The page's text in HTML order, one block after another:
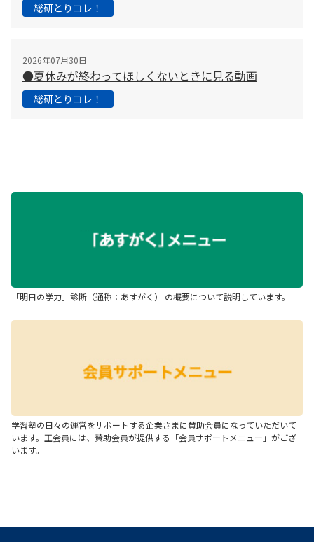
総研とりコレ！
2026年07月30日
●夏休みが終わってほしくないときに見る動画
総研とりコレ！
「明日の学力」診断（通称：あすがく） の概要について説明しています。
学習塾の日々の運営をサポートする企業さまに賛助会員になっていただいて
います。正会員には、賛助会員が提供する「会員サポートメニュー」がござ
います。